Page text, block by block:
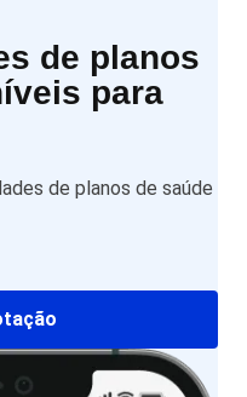
de planos
para
de planos de saúde